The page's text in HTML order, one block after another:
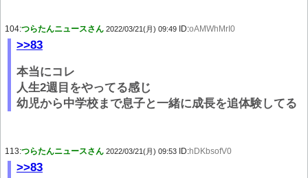
104:つらたんニュースさん 2022/03/21(月) 09:49 ID:oAMWhMrI0
>>83
本当にコレ
人生2週目をやってる感じ
幼児から中学校まで息子と一緒に成長を追体験してる
113:つらたんニュースさん 2022/03/21(月) 09:53 ID:hDKbsofV0
>>83